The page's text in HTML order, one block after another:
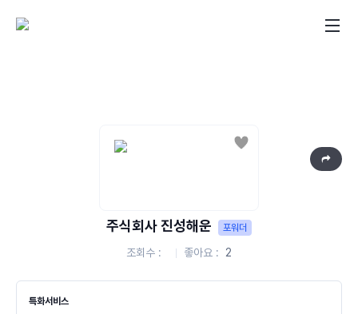
좋아요
주식회사 진성해운 포워더
조회수 좋아요 2
특화서비스